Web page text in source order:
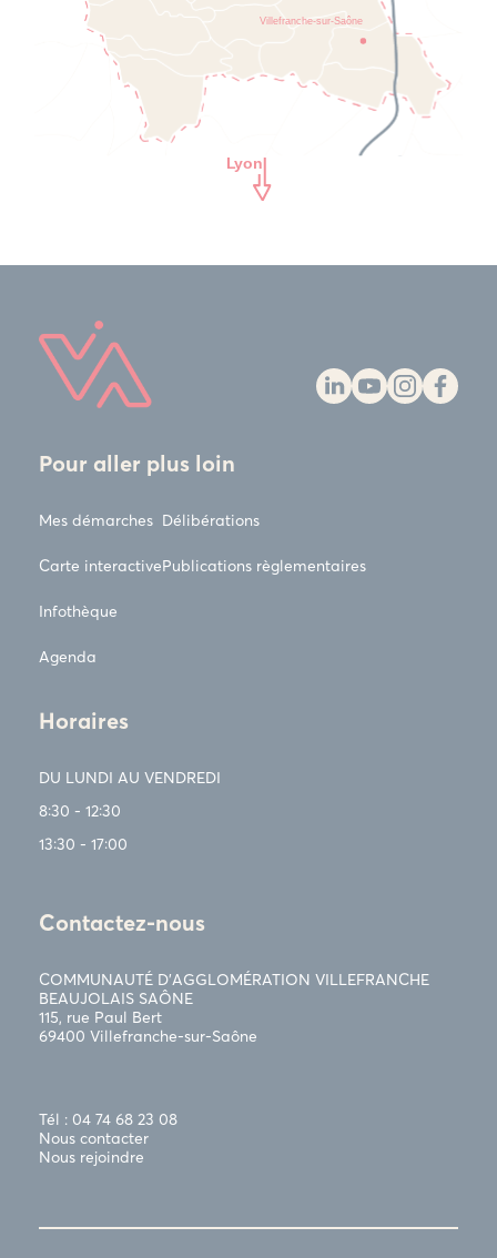
Pour aller plus loin
Mes démarches
Carte interactive
Infothèque
Agenda
Délibérations
Publications règlementaires
Horaires
DU LUNDI AU VENDREDI
8:30 - 12:30
13:30 - 17:00
Contactez-nous
COMMUNAUTÉ D’AGGLOMÉRATION VILLEFRANCHE
BEAUJOLAIS SAÔNE
115, rue Paul Bert
69400 Villefranche-sur-Saône
Tél : 04 74 68 23 08
Nous contacter
Nous rejoindre